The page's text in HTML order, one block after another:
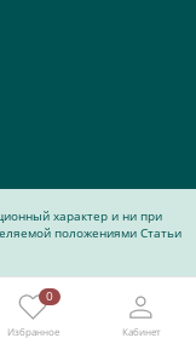
0
Избранное Кабинет
характер и ни при
положениями Статьи